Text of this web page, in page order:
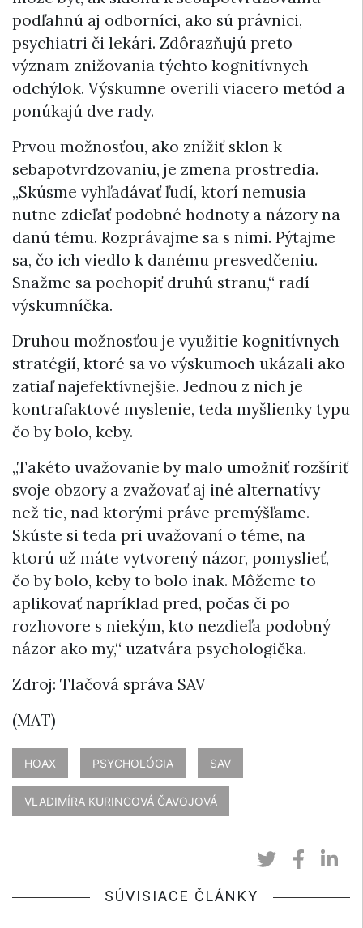
podľahnú aj odborníci, ako sú právnici,
psychiatri či lekári. Zdôrazňujú preto
význam znižovania týchto kognitívnych
odchýlok. Výskumne overili viacero metód a
ponúkajú dve rady.
Prvou možnosťou, ako znížiť sklon k
sebapotvrdzovaniu, je zmena prostredia.
„Skúsme vyhľadávať ľudí, ktorí nemusia
nutne zdieľať podobné hodnoty a názory na
danú tému. Rozprávajme sa s nimi. Pýtajme
sa, čo ich viedlo k danému presvedčeniu.
Snažme sa pochopiť druhú stranu,“ radí
výskumníčka.
Druhou možnosťou je využitie kognitívnych
stratégií, ktoré sa vo výskumoch ukázali ako
zatiaľ najefektívnejšie. Jednou z nich je
kontrafaktové myslenie, teda myšlienky typu
čo by bolo, keby.
„Takéto uvažovanie by malo umožniť rozšíriť
svoje obzory a zvažovať aj iné alternatívy
než tie, nad ktorými práve premýšľame.
Skúste si teda pri uvažovaní o téme, na
ktorú už máte vytvorený názor, pomyslieť,
čo by bolo, keby to bolo inak. Môžeme to
aplikovať napríklad pred, počas či po
rozhovore s niekým, kto nezdieľa podobný
názor ako my,“ uzatvára psychologička.
Zdroj: Tlačová správa SAV
(MAT)
HOAX PSYCHOLÓGIA SAV
VLADIMÍRA KURINCOVÁ ČAVOJOVÁ
SÚVISIACE ČLÁNKY